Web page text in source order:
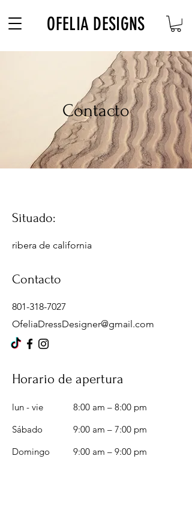
OFELIA DESIGNS
Contacto
Situado:
ribera de california
Contacto
801-318-7027
OfeliaDressDesigner@gmail.com
Horario de apertura
lun - vie
8:00 am – 8:00 pm
Sábado
9:00 am – 7:00 pm
​Domingo
9:00 am – 9:00 pm